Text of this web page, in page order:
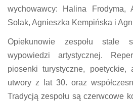
wychowawcy: Halina Frodyma,
Solak, Agnieszka Kempińska i
Opiekunowie zespołu stale
wypowiedzi artystycznej.
piosenki turystyczne, poetyckie,
utwory z lat 30. oraz
Tradycją zespołu są czerwcowe